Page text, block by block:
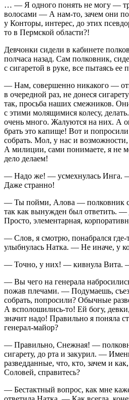
… — Я одного понять не могу —
волосами — А нам-то, зачем они
у Конторы, интерес, до этих
то в Пермской области?!
Девчонки сидели в кабинете
полчаса назад. Сам полковник,
с сигаретой в руке, все пытаясь ее
— Нам, совершенно никакого —
в очередной раз, не донеся сигар
так, просьба наших смежников.
с этими молящимися колесу,
очень много. Жалуются на них. А
брать это капище! Вот и попросили
собрать. Мол, у нас и
А милиции, сами понимаете, я не
дело делаем!
— Надо же! — усмехнулась Инга.
Даже странно!
— Ты пойми, Алова — полковник
так как вынужден был ответить. —
Просто, элементарная,
— Слов, я смотрю, понабрался
улыбнулась Натка. — Не иначе, у
— Точно, у них! — кивнула Вита.
— Вы чего на генерала
пожав плечами. — Подумаешь,
собрать, попросили? Обычные
А всполошились-то! Ей богу,
значит надо! Правильно я поняла
генерал-майор?
— Правильно, Снежная! —
сигарету, до рта и закурил. —
разведданные, что, кто, зачем и
Соловей, справитесь?
— Бестактный вопрос, как мне